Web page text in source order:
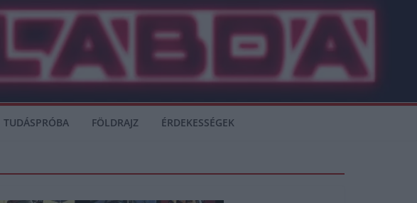
TUDÁSPRÓBA FÖLDRAJZ ÉRDEKESSÉGEK